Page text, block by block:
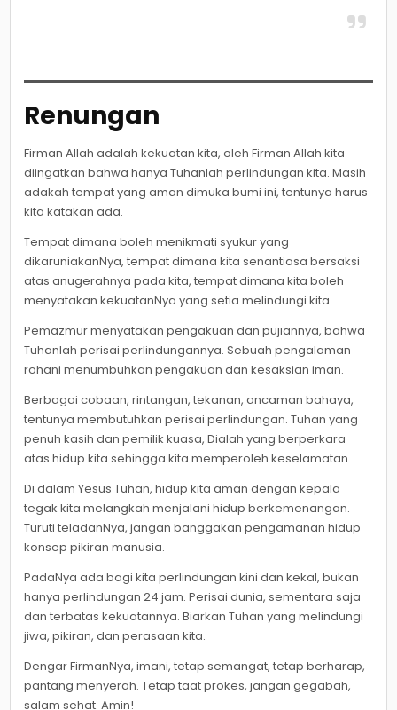
Renungan
Firman Allah adalah kekuatan kita, oleh Firman Allah kita
diingatkan bahwa hanya Tuhanlah perlindungan kita. Masih
adakah tempat yang aman dimuka bumi ini, tentunya harus
kita katakan ada.
Tempat dimana boleh menikmati syukur yang
dikaruniakanNya, tempat dimana kita senantiasa bersaksi
atas anugerahnya pada kita, tempat dimana kita boleh
menyatakan kekuatanNya yang setia melindungi kita.
Pemazmur menyatakan pengakuan dan pujiannya, bahwa
Tuhanlah perisai perlindungannya. Sebuah pengalaman
rohani menumbuhkan pengakuan dan kesaksian iman.
Berbagai cobaan, rintangan, tekanan, ancaman bahaya,
tentunya membutuhkan perisai perlindungan. Tuhan yang
penuh kasih dan pemilik kuasa, Dialah yang berperkara
atas hidup kita sehingga kita memperoleh keselamatan.
Di dalam Yesus Tuhan, hidup kita aman dengan kepala
tegak kita melangkah menjalani hidup berkemenangan.
Turuti teladanNya, jangan banggakan pengamanan hidup
konsep pikiran manusia.
PadaNya ada bagi kita perlindungan kini dan kekal, bukan
hanya perlindungan 24 jam. Perisai dunia, sementara saja
dan terbatas kekuatannya. Biarkan Tuhan yang melindungi
jiwa, pikiran, dan perasaan kita.
Dengar FirmanNya, imani, tetap semangat, tetap berharap,
pantang menyerah. Tetap taat prokes, jangan gegabah,
salam sehat. Amin!